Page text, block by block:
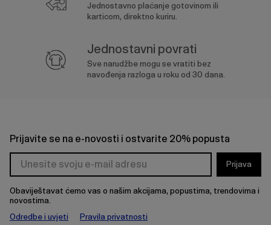
Jednostavno plaćanje gotovinom ili
karticom, direktno kuriru.
Jednostavni povrati
Sve narudžbe mogu se vratiti bez
navođenja razloga u roku od 30 dana.
Prijavite se na e-novosti i ostvarite 20% popusta
Prijava
Obaviještavat ćemo vas o našim akcijama, popustima, trendovima i
novostima.
Odredbe i uvjeti
Pravila privatnosti